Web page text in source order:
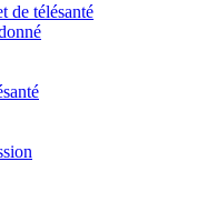
de télésanté